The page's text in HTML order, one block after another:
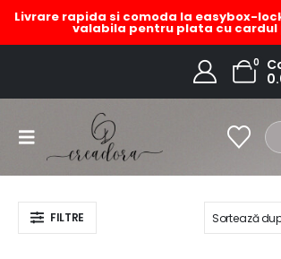
Livrare rapida si comoda la easybox-
valabila pentru plata cu cardul
0
rucsac dama kaki
FILTRE